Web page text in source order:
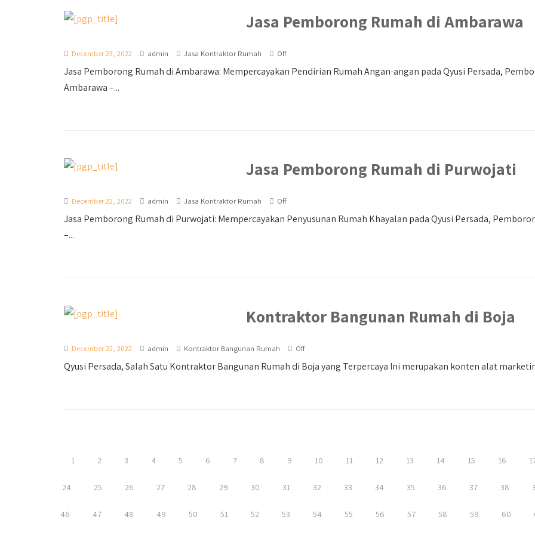
Jasa Pemborong Rumah di Ambarawa
December 23, 2022 admin Jasa Kontraktor Rumah Off
Jasa Pemborong Rumah di Ambarawa: Mempercayakan Pendirian Rumah Angan-angan pada Qyusi Persada,
Ambarawa –...
Jasa Pemborong Rumah di Purwojati
December 22, 2022 admin Jasa Kontraktor Rumah Off
Jasa Pemborong Rumah di Purwojati: Mempercayakan Penyusunan Rumah Khayalan pada Qyusi Persada,
–...
Kontraktor Bangunan Rumah di Boja
December 22, 2022 admin Kontraktor Bangunan Rumah Off
Qyusi Persada, Salah Satu Kontraktor Bangunan Rumah di Boja yang Terpercaya Ini merupakan konten alat
1 2 3 4 5 6 7 8 9 10 11 12 13 14 15 16
24 25 26 27 28 29 30 31 32 33 34 35 36 37 38
46 47 48 49 50 51 52 53 54 55 56 57 58 59 60